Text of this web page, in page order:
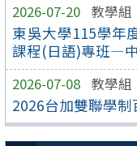
2026-07-20 教學組
東吳大學115學年
課程(日語)專班—
2026-07-08 教學組
2026台加雙聯學